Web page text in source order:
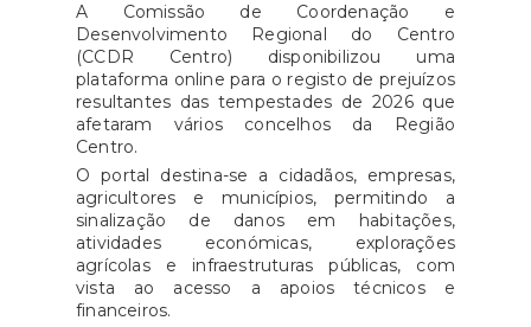
A Comissão de Coordenação e
Desenvolvimento Regional do Centro
(CCDR Centro) disponibilizou uma
plataforma online para o registo de prejuízos
resultantes das tempestades de 2026 que
afetaram vários concelhos da Região
Centro.
O portal destina-se a cidadãos, empresas,
agricultores e municípios, permitindo a
sinalização de danos em habitações,
atividades económicas, explorações
agrícolas e infraestruturas públicas, com
vista ao acesso a apoios técnicos e
financeiros.